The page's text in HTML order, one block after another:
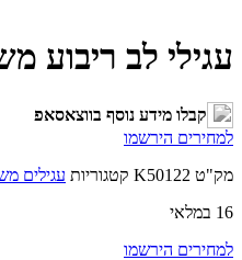
עגילי לב ריבוע
קבלו מידע נוסף בווצאסאפ
למחירים הירשמו
מק"ט K50122 קטגוריות עגילים
16 במלאי
למחירים הירשמו